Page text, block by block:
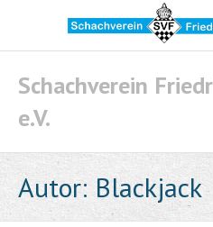
content
Schachverein
e.V.
Autor: Blackjack